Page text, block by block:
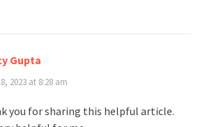
Gupta
2023 at 8:28 am
you for sharing this helpful article.